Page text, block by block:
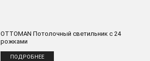
OTTOMAN Потолочный светильник с 24
рожками
ПОДРОБНЕЕ